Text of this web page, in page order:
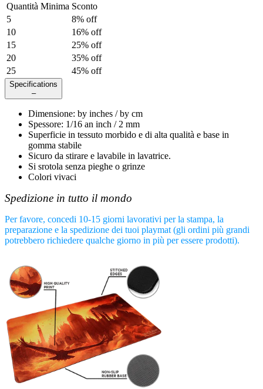
Quantità Minima Sconto
5
8% off
10
16% off
15
25% off
20
35% off
25
45% off
Specifications
–
Dimensione: by inches / by cm
Spessore: 1/16 an inch / 2 mm
Superficie in tessuto morbido e di alta qualità e base in
gomma stabile
Sicuro da stirare e lavabile in lavatrice.
Si srotola senza pieghe o grinze
Colori vivaci
Spedizione in tutto il mondo
Per favore, concedi 10-15 giorni lavorativi per la stampa, la
preparazione e la spedizione dei tuoi playmat (gli ordini più grandi
potrebbero richiedere qualche giorno in più per essere prodotti).